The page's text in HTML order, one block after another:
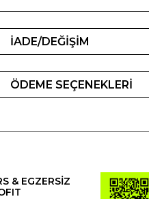
İADE/DEĞİŞİM
ÖDEME SEÇENEKLERİ
& EGZERSİZ